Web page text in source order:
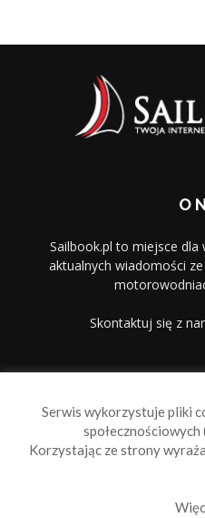
O
Sailbook.pl to miejsce dla
aktualnych wiadomości
Skontaktuj się z
Serwis wykorzystuje pliki
Korzystając ze strony